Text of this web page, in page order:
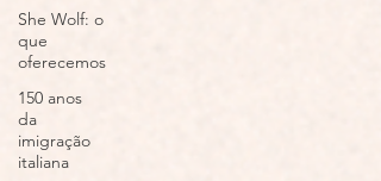
She Wolf: o
que
oferecemos
150 anos
da
imigração
italiana